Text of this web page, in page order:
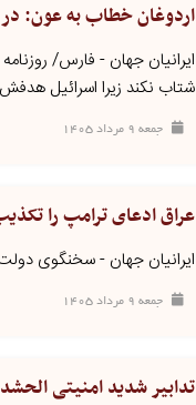
اردوغان خطاب به عون: در
ایرانیان جهان - فارس/
شتاب نکند زیرا اسرائیل
جمعه ۹ مرداد ۱۴۰۵
عراق ادعای ترامپ را
ایرانیان جهان - سخنگوی
جمعه ۹ مرداد ۱۴۰۵
تدابیر شدید امنیتی